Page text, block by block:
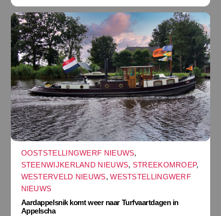
OOSTSTELLINGWERF NIEUWS,
STEENWIJKERLAND NIEUWS, STREEKOMROEP,
WESTERVELD NIEUWS,WESTSTELLINGWERF
NIEUWS
Aardappelsnik komt weer naar Turfvaartdagen in
Appelscha